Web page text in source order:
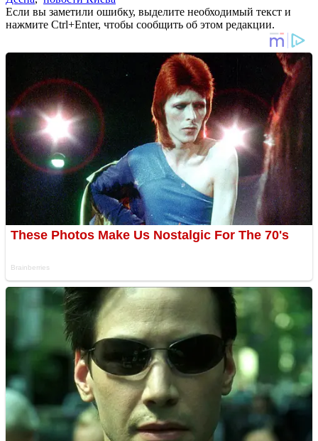
Если вы заметили ошибку, выделите необходимый текст и
нажмите Ctrl+Enter, чтобы сообщить об этом редакции.